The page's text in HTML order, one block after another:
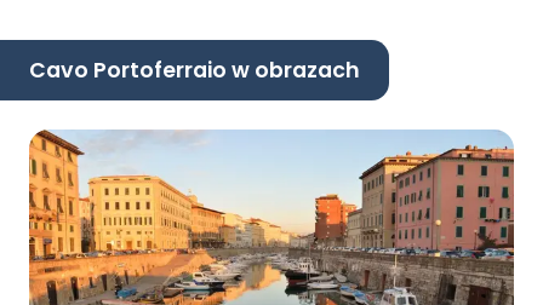
Cavo Portoferraio w obrazach